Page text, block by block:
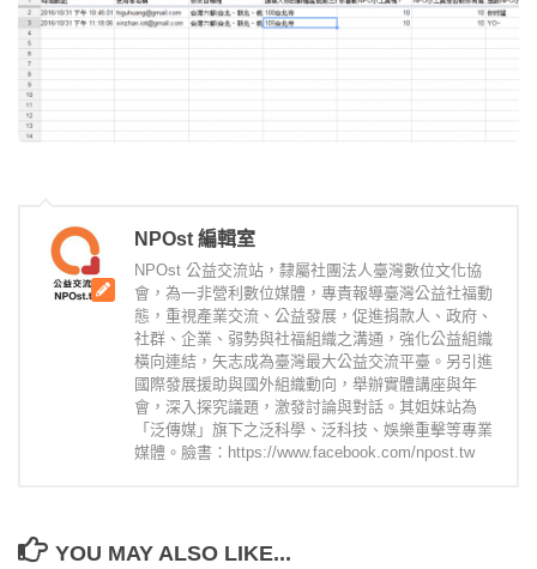
NPOst 編輯室
NPOst 公益交流站，隸屬社團法人臺灣數位文化協
會，為一非營利數位媒體，專責報導臺灣公益社福動
態，重視產業交流、公益發展，促進捐款人、政府、
社群、企業、弱勢與社福組織之溝通，強化公益組織
橫向連結，矢志成為臺灣最大公益交流平臺。另引進
國際發展援助與國外組織動向，舉辦實體講座與年
會，深入探究議題，激發討論與對話。其姐妹站為
「泛傳媒」旗下之泛科學、泛科技、娛樂重擊等專業
媒體。臉書：https://www.facebook.com/npost.tw
YOU MAY ALSO LIKE...